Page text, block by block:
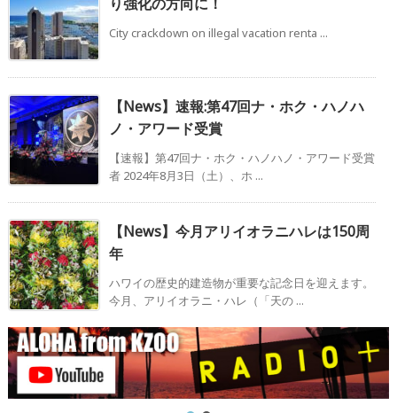
City crackdown on illegal vacation renta ...
【News】速報:第47回ナ・ホク・ハノハ
ノ・アワード受賞
【速報】第47回ナ・ホク・ハノハノ・アワード受賞
者 2024年8月3日（土）、ホ ...
【News】今月アリイオラニハレは150周
年
ハワイの歴史的建造物が重要な記念日を迎えます。
今月、アリイオラニ・ハレ（「天の ...